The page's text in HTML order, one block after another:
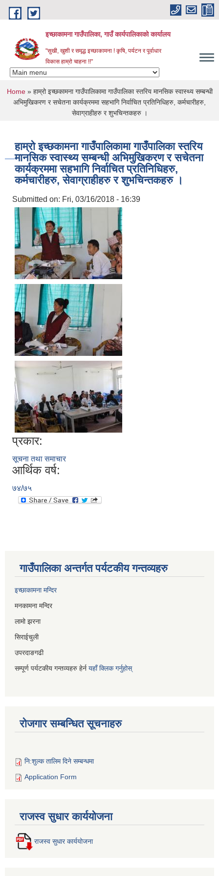
Skip to main content
इच्छाकामना गाउँपालिका, गाउँ कार्यपालिकाको कार्यालय
"सुखी, खुशी र समृद्ध इच्छाकामना ! कृषि, पर्यटन र पूर्वाधार
विकास हाम्रो चाहना !!"
You are here
Home» हाम्रो इच्छकामना गाउँपालिकामा गाउँपालिका स्तरिय मानसिक स्वास्थ्य सम्बन्धी
अभिमुखिकरण र सचेतना कार्यक्रममा सहभागि निर्वाचित प्रतिनिधिहरु, कर्मचारीहरु,
सेवाग्राहीहरु र शुभचिन्तकहरु ।
हाम्रो इच्छकामना गाउँपालिकामा गाउँपालिका स्तरिय
मानसिक स्वास्थ्य सम्बन्धी अभिमुखिकरण र सचेतना
कार्यक्रममा सहभागि निर्वाचित प्रतिनिधिहरु,
कर्मचारीहरु, सेवाग्राहीहरु र शुभचिन्तकहरु ।
Submitted on: Fri, 03/16/2018 - 16:39
प्रकार:
सूचना तथा समाचार
आर्थिक वर्ष:
७४/७५
गाउँपालिका अन्तर्गत पर्यटकीय गन्तव्यहरु
इच्छाकामना मन्दिर
मनकामना मन्दिर
लामो झरना
सिराईचुली
उपरदाङगढी
सम्पूर्ण पर्यटकीय गन्तव्यहरु हेर्न यहाँ क्लिक गर्नुहोस्
रोजगार सम्बन्धित सूचनाहरु
नि:शुल्क तालिम दिने सम्बन्धमा
Application Form
राजस्व सुधार कार्ययोजना
राजस्व सुधार कार्ययोजना